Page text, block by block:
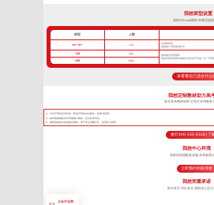
我校班型设置
我校TLEscort课程 班课也能
班型 人数
VIP一对一 1人
高考核武器
把握每寸光阴备战高考
小班 8人
超精细化管理模式
我校班课管理模式精细化管控优于常规一对一管理
中班 16人
来看看自己适合什么
我校定制教材助力高
多年高考教研成果 艺考生专用教材
针对不同的高考目标，甄选不同的考点教学，将厚书变薄。
每年根据最新高考考纲修订教材，直击高考考点
狠抓基础知识形成知识网络，便于学生理解记忆，提高学习效率
拨打400-155-6338 | 了
我校中心环境
高标准校园配套设施 高考教育
立即预约到校考察
我校郑重承诺
因为专注 所以专业 我校成立至今
无条件退费